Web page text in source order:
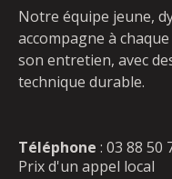
Notre équipe jeune,
accompagne à
son entretien, avec
technique durable.
Téléphone : 03 88 50
Prix d'un appel local